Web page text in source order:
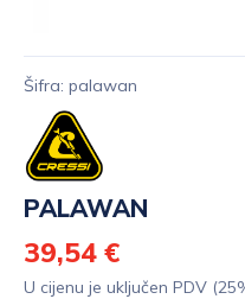
Šifra: palawan
PALAWAN
39,54 €
U cijenu je uključen PDV